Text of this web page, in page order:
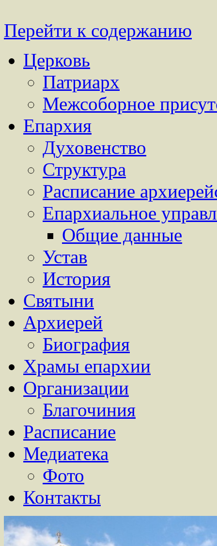
Перейти к содержанию
Церковь
Патриарх
Межсоборное
Епархия
Духовенство
Структура
Расписание
Епархиальное
Общие данные
Устав
История
Святыни
Архиерей
Биография
Храмы епархии
Организации
Благочиния
Расписание
Медиатека
Фото
Контакты